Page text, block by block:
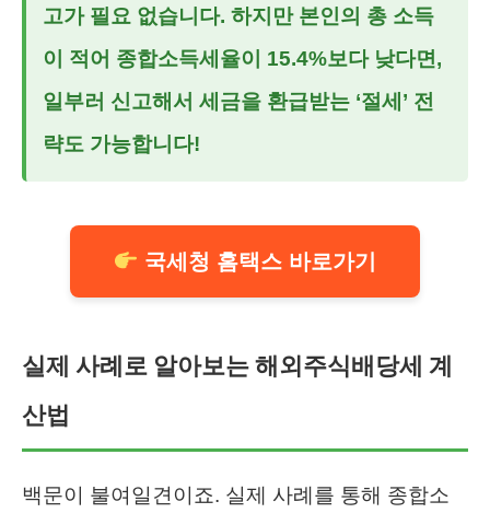
고가 필요 없습니다. 하지만 본인의 총 소득
이 적어 종합소득세율이 15.4%보다 낮다면,
일부러 신고해서 세금을 환급받는 ‘절세’ 전
략도 가능합니다!
국세청 홈택스 바로가기
실제 사례로 알아보는 해외주식배당세 계
산법
백문이 불여일견이죠. 실제 사례를 통해 종합소